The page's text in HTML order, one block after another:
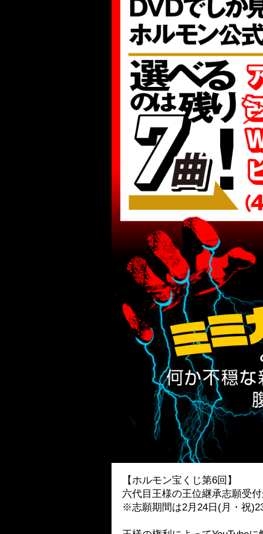
【ホルモン宝くじ第6回】
六代目王様の王位継承志願受
※志願期間は2月24日(月・祝